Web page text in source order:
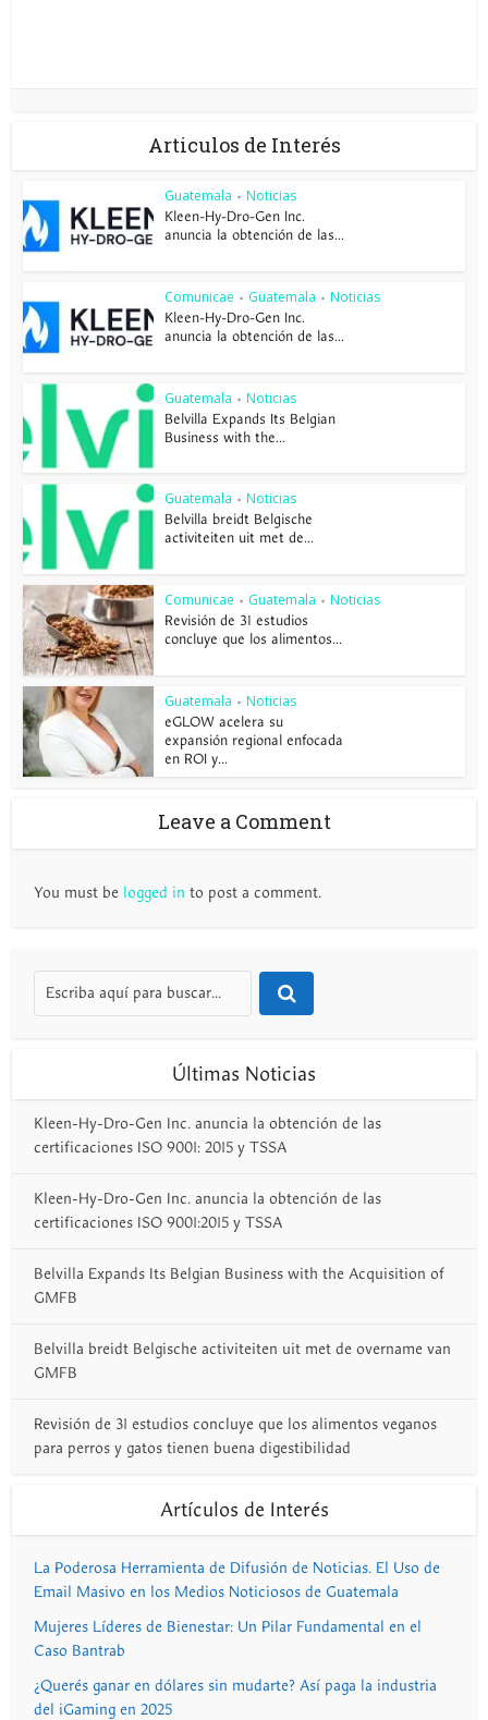
Articulos de Interés
Guatemala • Noticias
Kleen-Hy-Dro-Gen Inc.
anuncia la obtención de las...
Comunicae • Guatemala • Noticias
Kleen-Hy-Dro-Gen Inc.
anuncia la obtención de las...
Guatemala • Noticias
Belvilla Expands Its Belgian
Business with the...
Guatemala • Noticias
Belvilla breidt Belgische
activiteiten uit met de...
Comunicae • Guatemala • Noticias
Revisión de 31 estudios
concluye que los alimentos...
Guatemala • Noticias
eGLOW acelera su
expansión regional enfocada
en ROI y...
Leave a Comment
You must be logged in to post a comment.
Últimas Noticias
Kleen-Hy-Dro-Gen Inc. anuncia la obtención de las
certificaciones ISO 9001: 2015 y TSSA
Kleen-Hy-Dro-Gen Inc. anuncia la obtención de las
certificaciones ISO 9001:2015 y TSSA
Belvilla Expands Its Belgian Business with the Acquisition of
GMFB
Belvilla breidt Belgische activiteiten uit met de overname van
GMFB
Revisión de 31 estudios concluye que los alimentos veganos
para perros y gatos tienen buena digestibilidad
Artículos de Interés
La Poderosa Herramienta de Difusión de Noticias. El Uso de
Email Masivo en los Medios Noticiosos de Guatemala
Mujeres Líderes de Bienestar: Un Pilar Fundamental en el
Caso Bantrab
¿Querés ganar en dólares sin mudarte? Así paga la industria
del iGaming en 2025